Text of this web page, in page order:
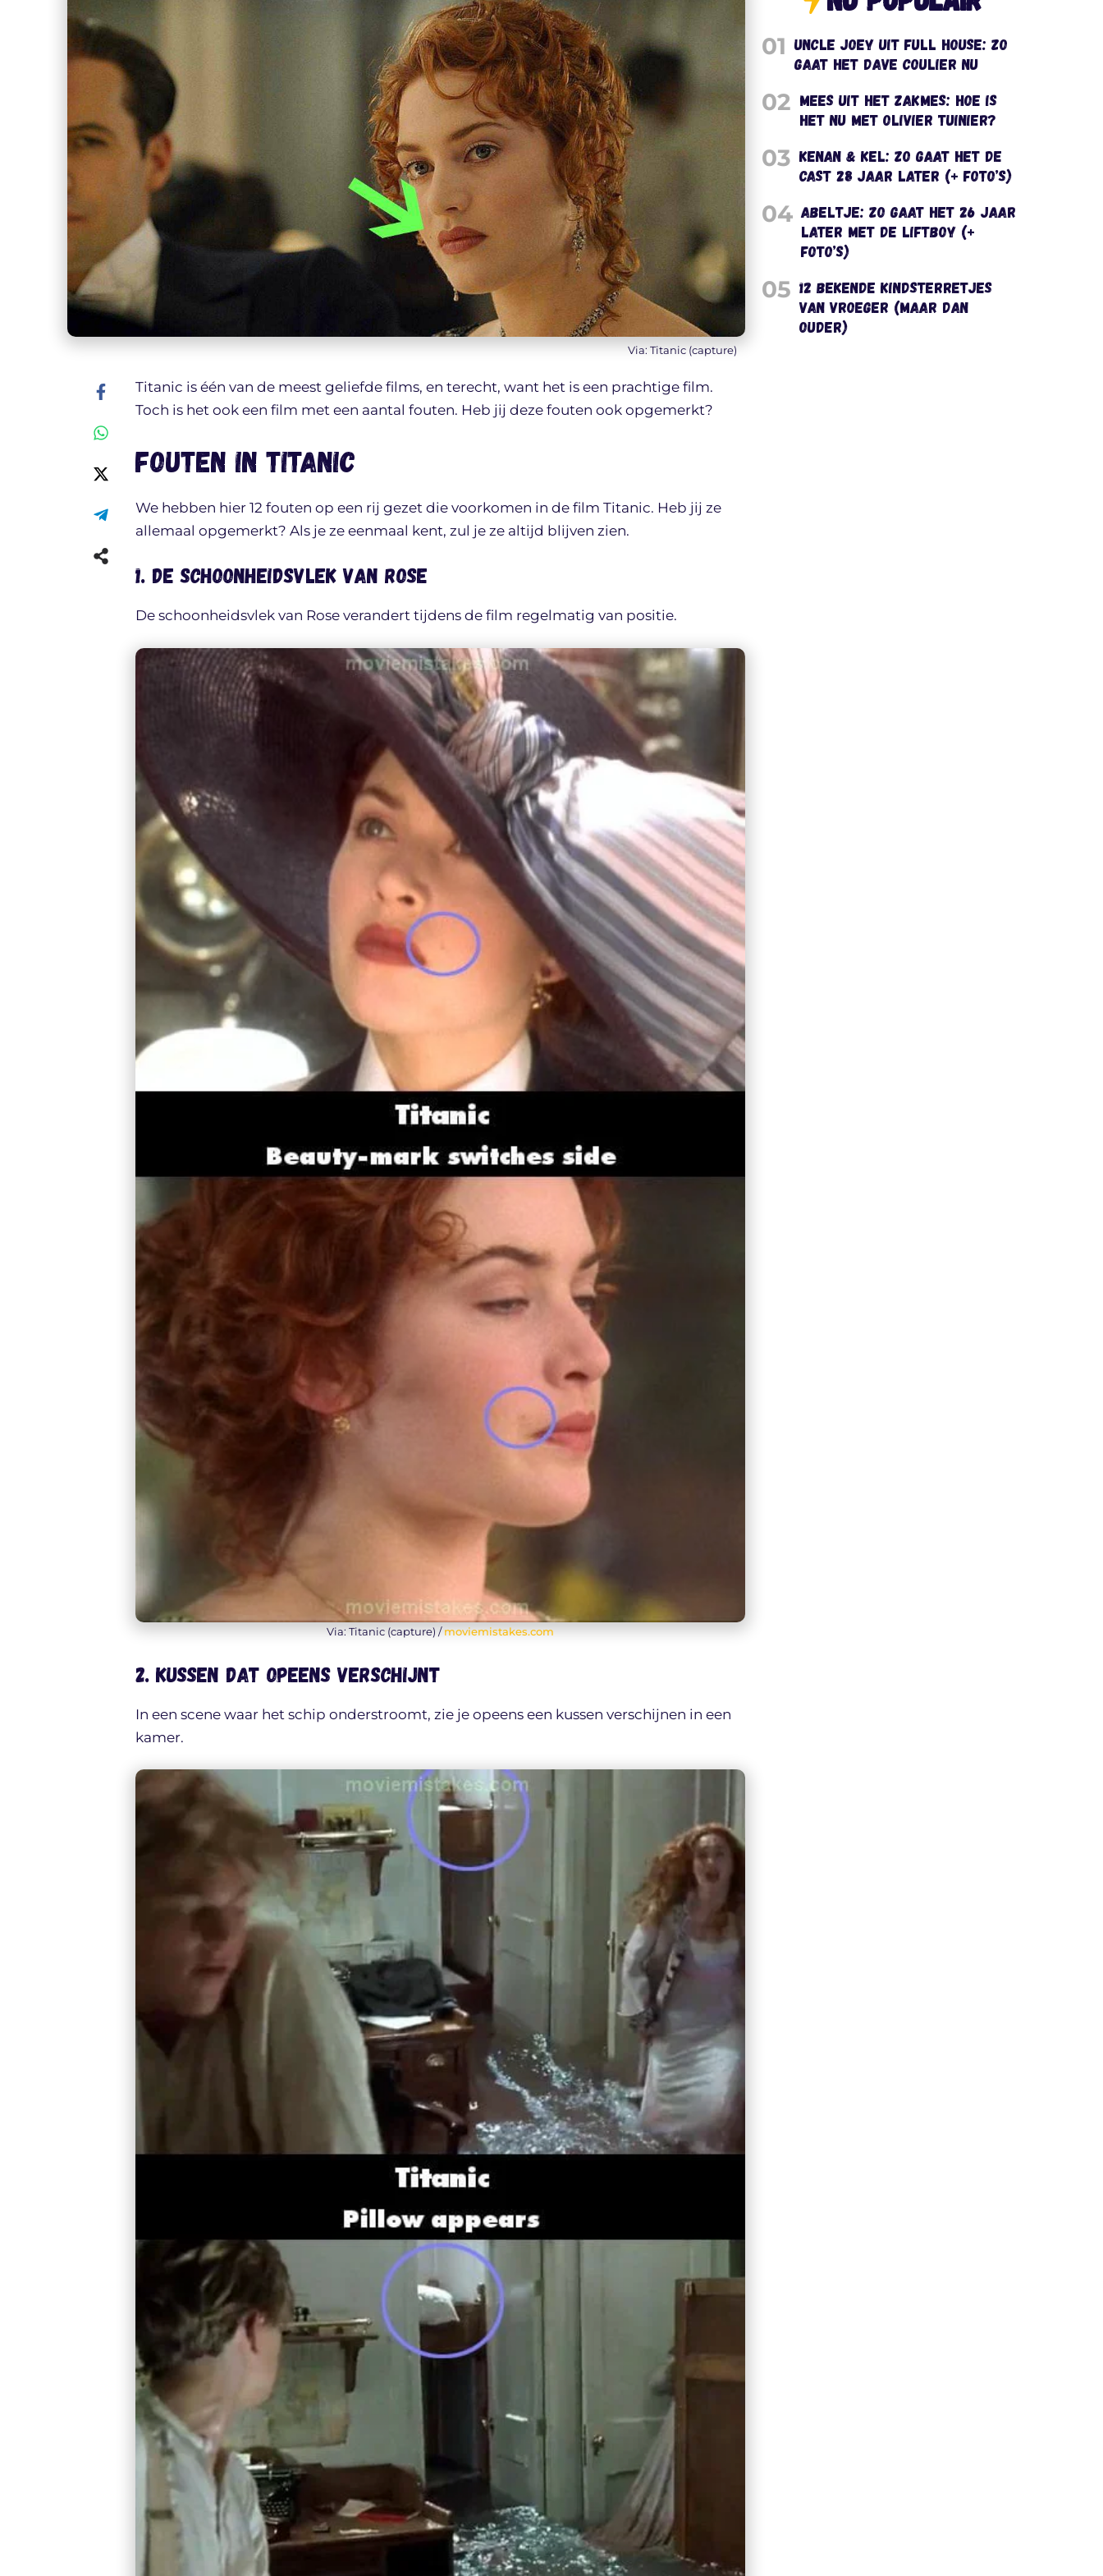
Via: Titanic (capture)
Titanic is één van de meest geliefde films, en terecht, want het is een prachtige film.
Toch is het ook een film met een aantal fouten. Heb jij deze fouten ook opgemerkt?
Fouten in Titanic
We hebben hier 12 fouten op een rij gezet die voorkomen in de film Titanic. Heb jij ze
allemaal opgemerkt? Als je ze eenmaal kent, zul je ze altijd blijven zien.
1. De schoonheidsvlek van Rose
De schoonheidsvlek van Rose verandert tijdens de film regelmatig van positie.
Via: Titanic (capture) /moviemistakes.com
2. Kussen dat opeens verschijnt
In een scene waar het schip onderstroomt, zie je opeens een kussen verschijnen in een
kamer.
01 Uncle Joey uit Full House: zo
gaat het Dave Coulier nu
02 Mees uit het Zakmes: hoe is
het nu met Olivier Tuinier?
03 Kenan & Kel: zo gaat het de
cast 28 jaar later (+ foto’s)
04 Abeltje: zo gaat het 26 jaar
later met de liftboy (+
foto’s)
05 12 bekende kindsterretjes
van vroeger (maar dan
ouder)